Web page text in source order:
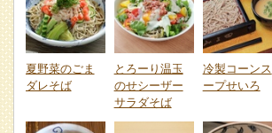
夏野菜のごま
ダレそば
とろーり温玉
のせシーザー
サラダそば
冷製コーンス
ープせいろ